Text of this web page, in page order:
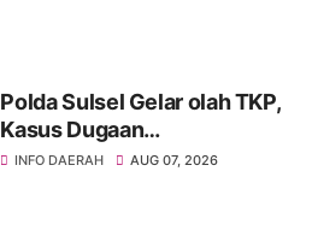
Polda Sulsel Gelar olah TKP,
Kasus Dugaan
Penganiayaan Rusman oleh
INFO DAERAH AUG 07, 2026